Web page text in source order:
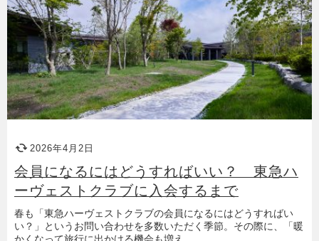
2026年4月2日
会員になるにはどうすればいい？ 東急ハ
ーヴェストクラブに入会するまで
春も「東急ハーヴェストクラブの会員になるにはどうすればい
い？」というお問い合わせを多数いただく季節。その際に、「暖
かくなって旅行に出かける機会も増え、…